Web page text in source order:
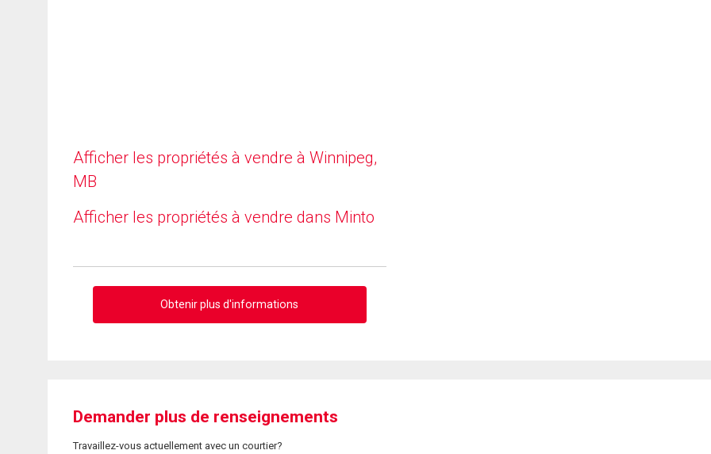
Afficher les propriétés à vendre à Winnipeg,
MB
Afficher les propriétés à vendre dans Minto
Obtenir plus d'informations
Demander plus de renseignements
Travaillez-vous actuellement avec un courtier?